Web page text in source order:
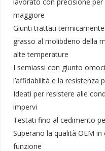
maggiore
Giunti trattati
grasso al molibdeno della
alte temperature
I semiassi con giunto
l’affidabilità e la resistenza
Ideati per resistere alle
impervi
Testati fino al cedimento
Superano la qualità OEM
funzione